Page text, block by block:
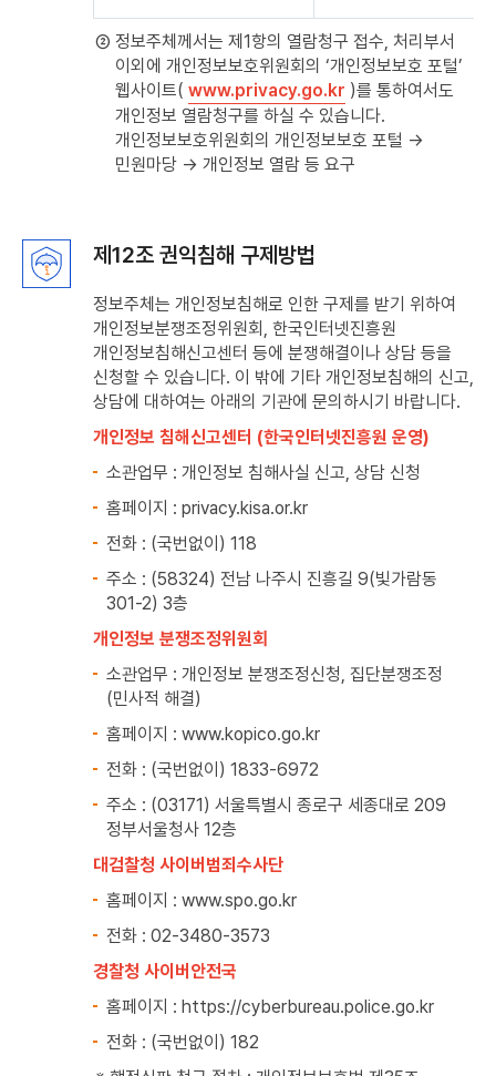
처리하는
② 정보주체께서는 제1항의 열람청구 접수, 처리부서
이외에 개인정보보호위원회의 ‘개인정보보호 포털’
웹사이트( www.privacy.go.kr )를 통하여서도
개인정보 열람청구를 하실 수 있습니다.
개인정보보호위원회의 개인정보보호 포털 →
민원마당 → 개인정보 열람 등 요구
제12조 권익침해 구제방법
정보주체는 개인정보침해로 인한 구제를 받기 위하여
개인정보분쟁조정위원회, 한국인터넷진흥원
개인정보침해신고센터 등에 분쟁해결이나 상담 등을
신청할 수 있습니다. 이 밖에 기타 개인정보침해의 신고,
상담에 대하여는 아래의 기관에 문의하시기 바랍니다.
개인정보 침해신고센터 (한국인터넷진흥원 운영)
소관업무 : 개인정보 침해사실 신고, 상담 신청
홈페이지 : privacy.kisa.or.kr
전화 : (국번없이) 118
주소 : (58324) 전남 나주시 진흥길 9(빛가람동
301-2) 3층
개인정보 분쟁조정위원회
소관업무 : 개인정보 분쟁조정신청, 집단분쟁조정
(민사적 해결)
홈페이지 : www.kopico.go.kr
전화 : (국번없이) 1833-6972
주소 : (03171) 서울특별시 종로구 세종대로 209
정부서울청사 12층
대검찰청 사이버범죄수사단
홈페이지 : www.spo.go.kr
전화 : 02-3480-3573
경찰청 사이버안전국
홈페이지 : https://cyberbureau.police.go.kr
전화 : (국번없이) 182